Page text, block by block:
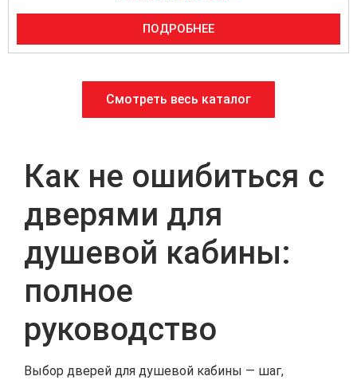
ПОДРОБНЕЕ
Смотреть весь каталог
Как не ошибиться с
дверями для
душевой кабины:
полное
руководство
Выбор дверей для душевой кабины — шаг,